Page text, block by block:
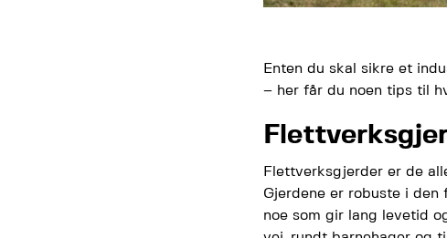
Enten du skal sikre et
– her får du noen tips til
Flettverksgjerder er de
Gjerdene er robuste i
noe som gir lang levetid